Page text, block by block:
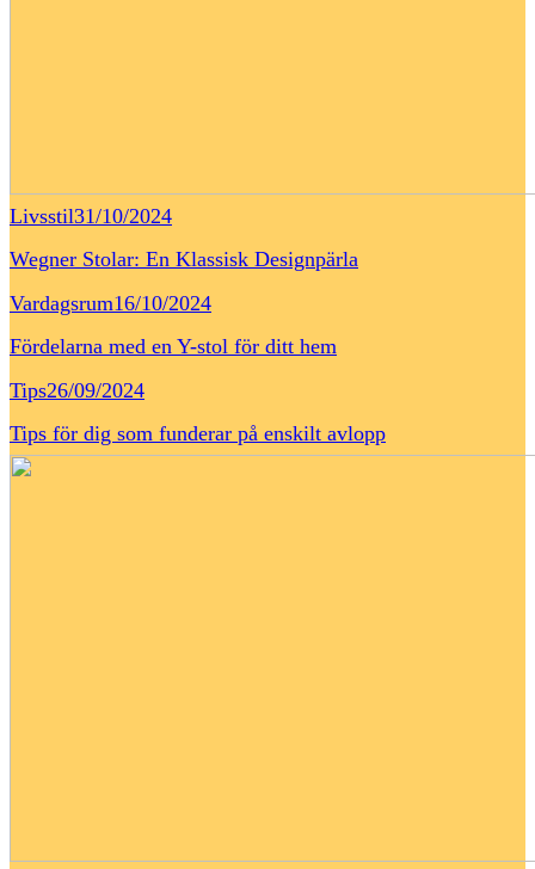
Livsstil31/10/2024
Wegner Stolar: En Klassisk Designpärla
Vardagsrum16/10/2024
Fördelarna med en Y-stol för ditt hem
Tips26/09/2024
Tips för dig som funderar på enskilt avlopp